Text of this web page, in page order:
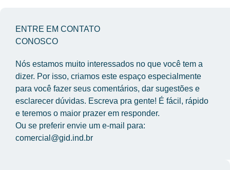
ENTRE EM CONTATO
CONOSCO
Nós estamos muito interessados no que você tem a
dizer. Por isso, criamos este espaço especialmente
para você fazer seus comentários, dar sugestões e
esclarecer dúvidas. Escreva pra gente! É fácil, rápido
e teremos o maior prazer em responder.
Ou se preferir envie um e-mail para:
comercial@gid.ind.br